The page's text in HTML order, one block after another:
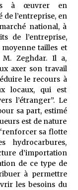
à œuvrer en
l’entreprise, en
national, à
de l’entreprise,
tailles et
M. Zeghdar. Il a,
axer son travail
le recours à
locaux, qui est
l’étranger”. Le
sa part, estimé
est de nature
sa flotte
hydrocarbures,
d’importation
de ce type de
à permettre
les besoins du